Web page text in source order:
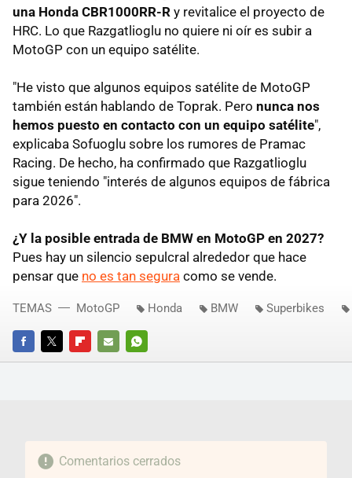
una Honda CBR1000RR-R y revitalice el proyecto de
HRC. Lo que Razgatlioglu no quiere ni oír es subir a
MotoGP con un equipo satélite.
"He visto que algunos equipos satélite de MotoGP
también están hablando de Toprak. Pero nunca nos
hemos puesto en contacto con un equipo satélite",
explicaba Sofuoglu sobre los rumores de Pramac
Racing. De hecho, ha confirmado que Razgatlioglu
sigue teniendo "interés de algunos equipos de fábrica
para 2026".
¿Y la posible entrada de BMW en MotoGP en 2027?
Pues hay un silencio sepulcral alrededor que hace
pensar que no es tan segura como se vende.
FACEBOOKTWITTERFLIPBOARD
E-
WHATSAPP
TEMAS MotoGP Honda BMW Superbikes
Comentarios cerrados